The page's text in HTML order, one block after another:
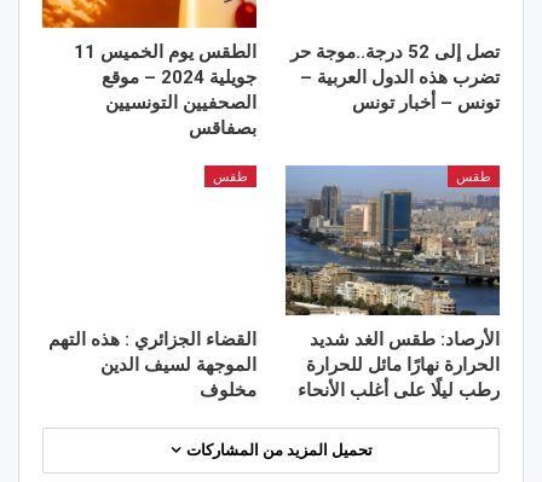
تصل إلى 52 درجة..موجة حر
تضرب هذه الدول العربية –
تونس – أخبار تونس
الطقس يوم الخميس 11
جويلية 2024 – موقع
الصحفيين التونسيين
بصفاقس
طقس
الأرصاد: طقس الغد شديد
الحرارة نهارًا مائل للحرارة
رطب ليلًا على أغلب الأنحاء
طقس
القضاء الجزائري : هذه التهم
الموجهة لسيف الدين
مخلوف
تحميل المزيد من المشاركات